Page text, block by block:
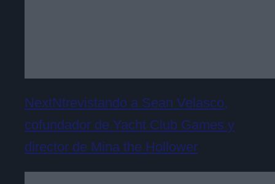
NextNtrevistando a Sean Velasco,
cofundador de Yacht Club Games y
director de Mina the Hollower